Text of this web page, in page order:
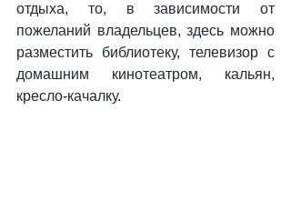
отдыха, то, в зависимости от
пожеланий владельцев, здесь можно
разместить библиотеку, телевизор с
домашним кинотеатром, кальян,
кресло-качалку.